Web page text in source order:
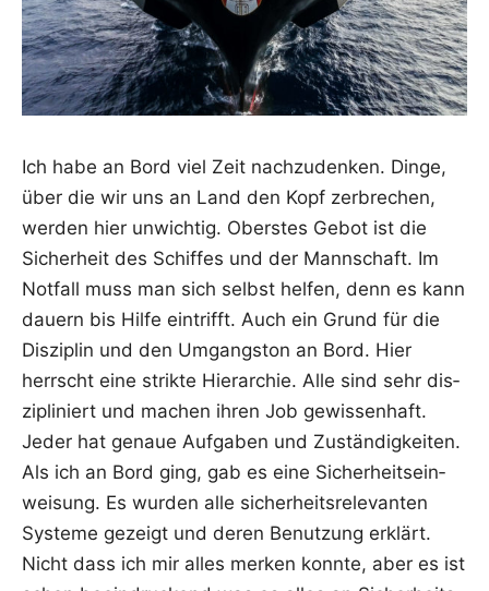
Ich habe an Bord viel Zeit nach­zu­den­ken. Din­ge,
über die wir uns an Land den Kopf zer­bre­chen,
wer­den hier unwich­tig. Obers­tes Gebot ist die
Sicher­heit des Schif­fes und der Mann­schaft. Im
Not­fall muss man sich selbst hel­fen, denn es kann
dau­ern bis Hil­fe ein­trifft. Auch ein Grund für die
Dis­zi­plin und den Umgangs­ton an Bord. Hier
herrscht eine strik­te Hier­ar­chie. Alle sind sehr dis­
zi­pli­niert und machen ihren Job gewis­sen­haft.
Jeder hat genaue Auf­ga­ben und Zustän­dig­kei­ten.
Als ich an Bord ging, gab es eine Sicher­heits­ein­
wei­sung. Es wur­den alle sicher­heits­re­le­van­ten
Sys­te­me gezeigt und deren Benut­zung erklärt.
Nicht dass ich mir alles mer­ken konn­te, aber es ist